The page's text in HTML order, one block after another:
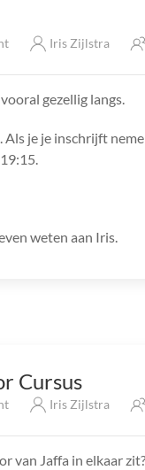
Iris Zijlstra
gezellig langs.
je je inschrijft
weten aan Iris.
Cursus
Iris Zijlstra
van Jaffa in elkaar